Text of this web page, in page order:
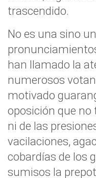
trascendido.
No es una sino
han llamado la
numerosos
motivado
oposición que no
ni de las
vacilaciones,
cobardías de los
sumisos la